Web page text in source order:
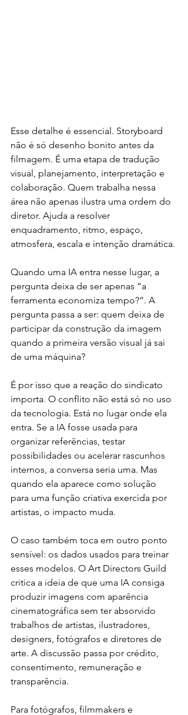
Esse detalhe é essencial. Storyboard
não é só desenho bonito antes da
filmagem. É uma etapa de tradução
visual, planejamento, interpretação e
colaboração. Quem trabalha nessa
área não apenas ilustra uma ordem do
diretor. Ajuda a resolver
enquadramento, ritmo, espaço,
atmosfera, escala e intenção dramática.
Quando uma IA entra nesse lugar, a
pergunta deixa de ser apenas “a
ferramenta economiza tempo?”. A
pergunta passa a ser: quem deixa de
participar da construção da imagem
quando a primeira versão visual já sai
de uma máquina?
É por isso que a reação do sindicato
importa. O conflito não está só no uso
da tecnologia. Está no lugar onde ela
entra. Se a IA fosse usada para
organizar referências, testar
possibilidades ou acelerar rascunhos
internos, a conversa seria uma. Mas
quando ela aparece como solução
para uma função criativa exercida por
artistas, o impacto muda.
O caso também toca em outro ponto
sensível: os dados usados para treinar
esses modelos. O Art Directors Guild
critica a ideia de que uma IA consiga
produzir imagens com aparência
cinematográfica sem ter absorvido
trabalhos de artistas, ilustradores,
designers, fotógrafos e diretores de
arte. A discussão passa por crédito,
consentimento, remuneração e
transparência.
Para fotógrafos, filmmakers e